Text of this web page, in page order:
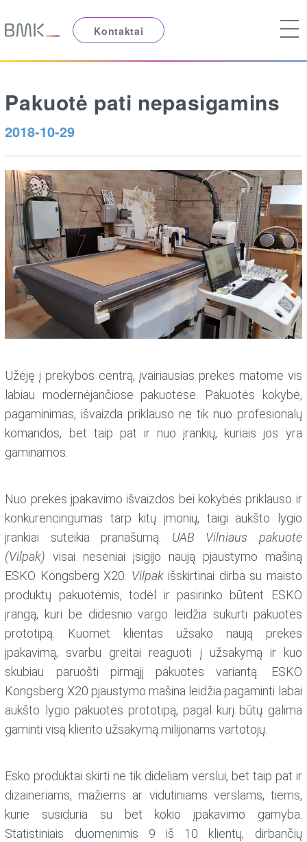
Kontaktai
Pakuotė pati nepasigamins
2018-10-29
Užėję į prekybos centrą, įvairiausias prekes matome vis
labiau modernėjančiose pakuotėse. Pakuotės kokybė,
pagaminimas, išvaizda priklauso ne tik nuo profesionalų
komandos, bet taip pat ir nuo įrankių, kuriais jos yra
gaminamos.
Nuo prekės įpakavimo išvaizdos bei kokybės priklauso ir
konkurencingumas tarp kitų įmonių, taigi aukšto lygio
įrankiai suteikia pranašumą. UAB Vilniaus pakuotė
(Vilpak) visai neseniai įsigijo naują pjaustymo mašiną
ESKO Kongsberg X20. Vilpakišskirtinai dirba su maisto
produktų pakuotėmis, todėl ir pasirinko būtent ESKO
įrangą, kuri be didesnio vargo leidžia sukurti pakuotės
prototipą. Kuomet klientas užsako naują prekės
įpakavimą, svarbu greitai reaguoti į užsakymą ir kuo
skubiau paruošti pirmąjį pakuotės variantą. ESKO
Kongsberg X20 pjaustymo mašina leidžia pagaminti labai
aukšto lygio pakuotės prototipą, pagal kurį būtų galima
gaminti visą kliento užsakymą milijonams vartotojų.
Esko produktai skirti ne tik dideliam verslui, bet taip pat ir
dizaineriams, mažiems ar vidutiniams verslams, tiems,
kurie susiduria su bet kokio įpakavimo gamyba.
Statistiniais duomenimis 9 iš 10 klientų, dirbančių